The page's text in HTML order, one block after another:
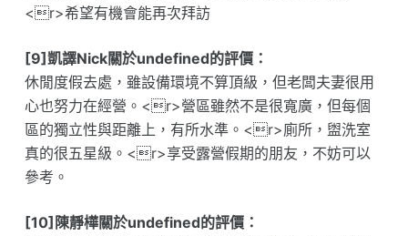
<r>希望有機會能再次拜訪
[9]凱譯Nick關於undefined的評價：
休閒度假去處，雖設備環境不算頂級，但老闆夫妻很用
心也努力在經營。<r>營區雖然不是很寬廣，但每個
區的獨立性與距離上，有所水準。<r>廁所，盥洗室
真的很五星級。<r>享受露營假期的朋友，不妨可以
參考。
[10]陳靜樺關於undefined的評價：